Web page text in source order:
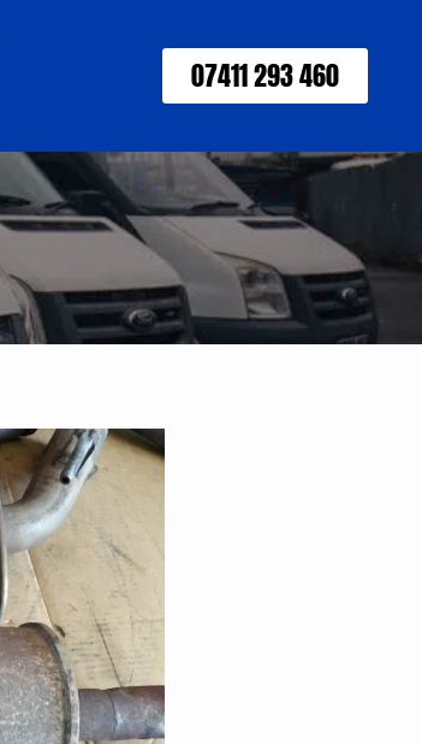
07411 293 460